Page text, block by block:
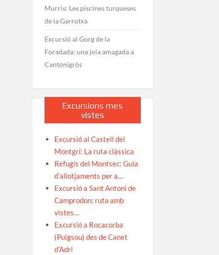
Murris: Les piscines turqueses
de la Garrotxa
Excursió al Gorg de la
Foradada: una joia amagada a
Cantonigròs
Excursions mes
vistes
Excursió al Castell del
Montgrí: La ruta clàssica
Refugis del Montsec: Guia
d’allotjaments per a…
Excursió a Sant Antoni de
Camprodon: ruta amb
vistes…
Excursió a Rocacorba
(Puigsou) des de Canet
d’Adri